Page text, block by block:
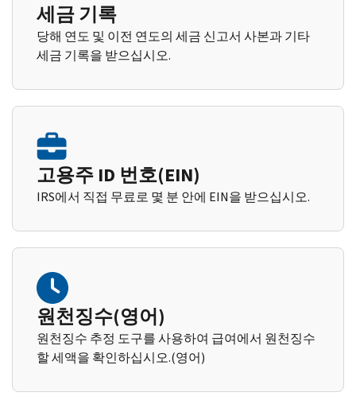
세금 기록
당해 연도 및 이전 연도의 세금 신고서 사본과 기타
세금 기록을 받으십시오.
고용주 ID 번호(EIN)
IRS에서 직접 무료로 몇 분 안에 EIN을 받으십시오.
원천징수(영어)
원천징수 추정 도구를 사용하여 급여에서 원천징수
할 세액을 확인하십시오.(영어)